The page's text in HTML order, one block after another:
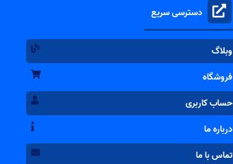
دسترسی سریع
وبلاگ
فروشگاه
حساب کاربری
درباره ما
تماس با ما